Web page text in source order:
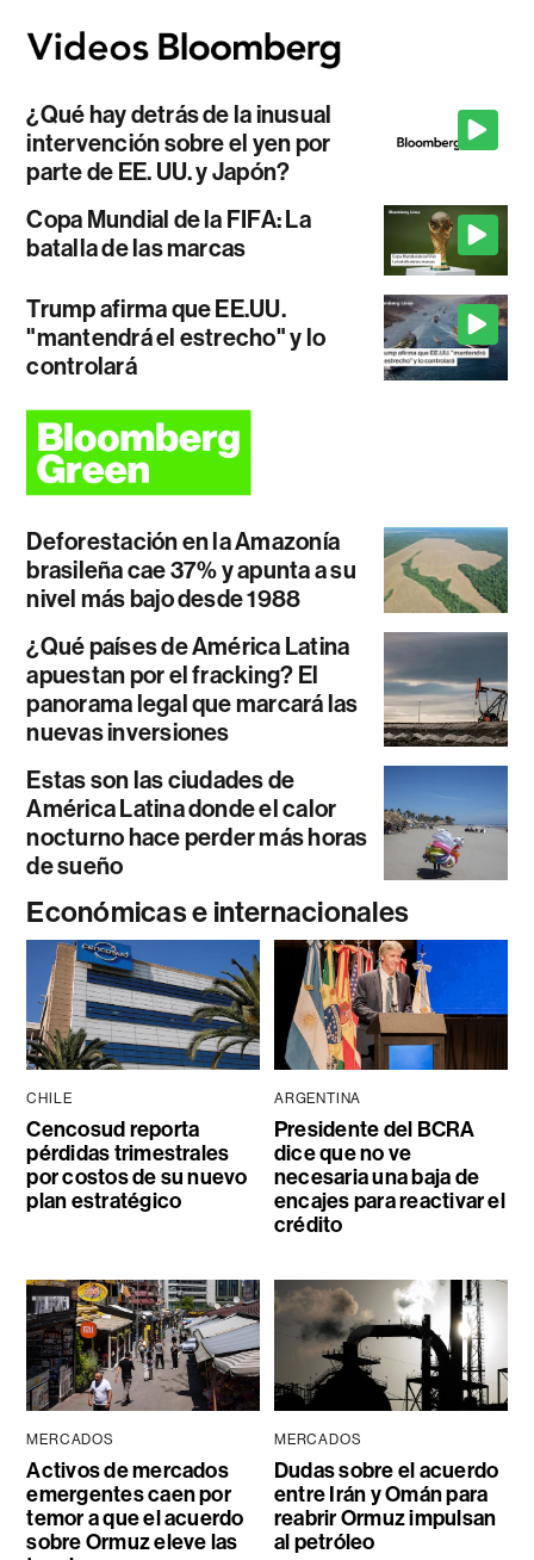
¿Qué hay detrás de la inusual
intervención sobre el yen por
parte de EE. UU. y Japón?
Copa Mundial de la FIFA: La
batalla de las marcas
Trump afirma que EE.UU.
"mantendrá el estrecho" y lo
controlará
Deforestación en la Amazonía
brasileña cae 37% y apunta a su
nivel más bajo desde 1988
¿Qué países de América Latina
apuestan por el fracking? El
panorama legal que marcará las
nuevas inversiones
Estas son las ciudades de
América Latina donde el calor
nocturno hace perder más horas
de sueño
Económicas e internacionales
CHILE
Cencosud reporta
pérdidas trimestrales
por costos de su nuevo
plan estratégico
ARGENTINA
Presidente del BCRA
dice que no ve
necesaria una baja de
encajes para reactivar el
crédito
MERCADOS
Activos de mercados
emergentes caen por
temor a que el acuerdo
sobre Ormuz eleve las
MERCADOS
Dudas sobre el acuerdo
entre Irán y Omán para
reabrir Ormuz impulsan
al petróleo